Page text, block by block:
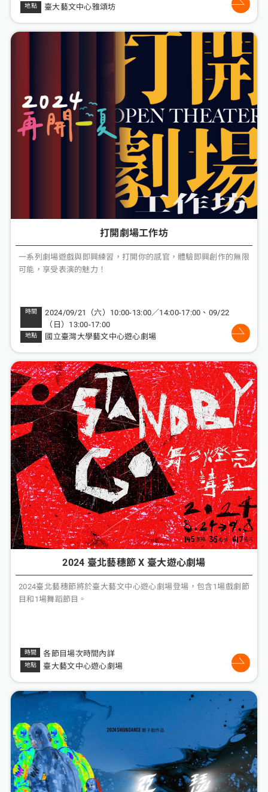
臺大藝文中心雅頌坊
打開劇場工作坊
一系列劇場遊戲與即興練習，打開你的感官，體驗即興創作的無限
可能，享受表演的魅力！
2024/09/21（六）10:00-13:00／14:00-17:00、09/22
（日）13:00-17:00
國立臺灣大學藝文中心遊心劇場
2024 臺北藝穗節 X 臺大遊心劇場
2024臺北藝穗節將於臺大藝文中心遊心劇場登場，包含1場戲劇節
目和1場舞蹈節目。
各節目場次時間內詳
臺大藝文中心遊心劇場